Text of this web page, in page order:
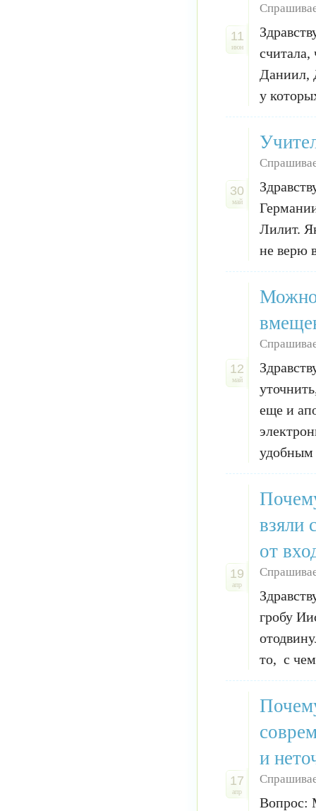
11
июн
Даниил,
у
30
май
Лилит.
не верю
12
май
Можно
еще и
удобным
19
апр
взяли
от
гробу
то, с
17
апр
и
Вопрос: